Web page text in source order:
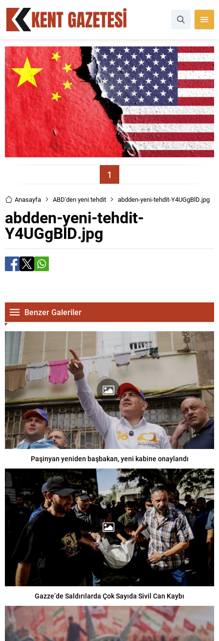
1
Anasayfa ABD'den yeni tehdit abdden-yeni-tehdit-Y4UGgBlD.jpg
abdden-yeni-tehdit-
Y4UGgBlD.jpg
Benzer Galeriler
Paşinyan yeniden başbakan, yeni kabine onaylandı
Gazze’de Saldırılarda Çok Sayıda Sivil Can Kaybı